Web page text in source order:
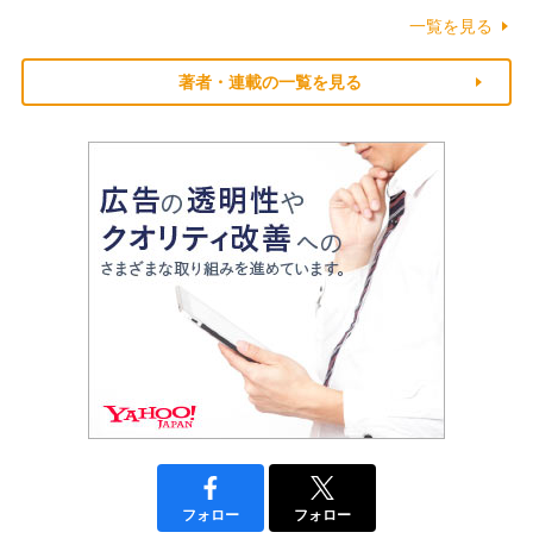
一覧を見る
著者・連載の一覧を見る
フォロー フォロー